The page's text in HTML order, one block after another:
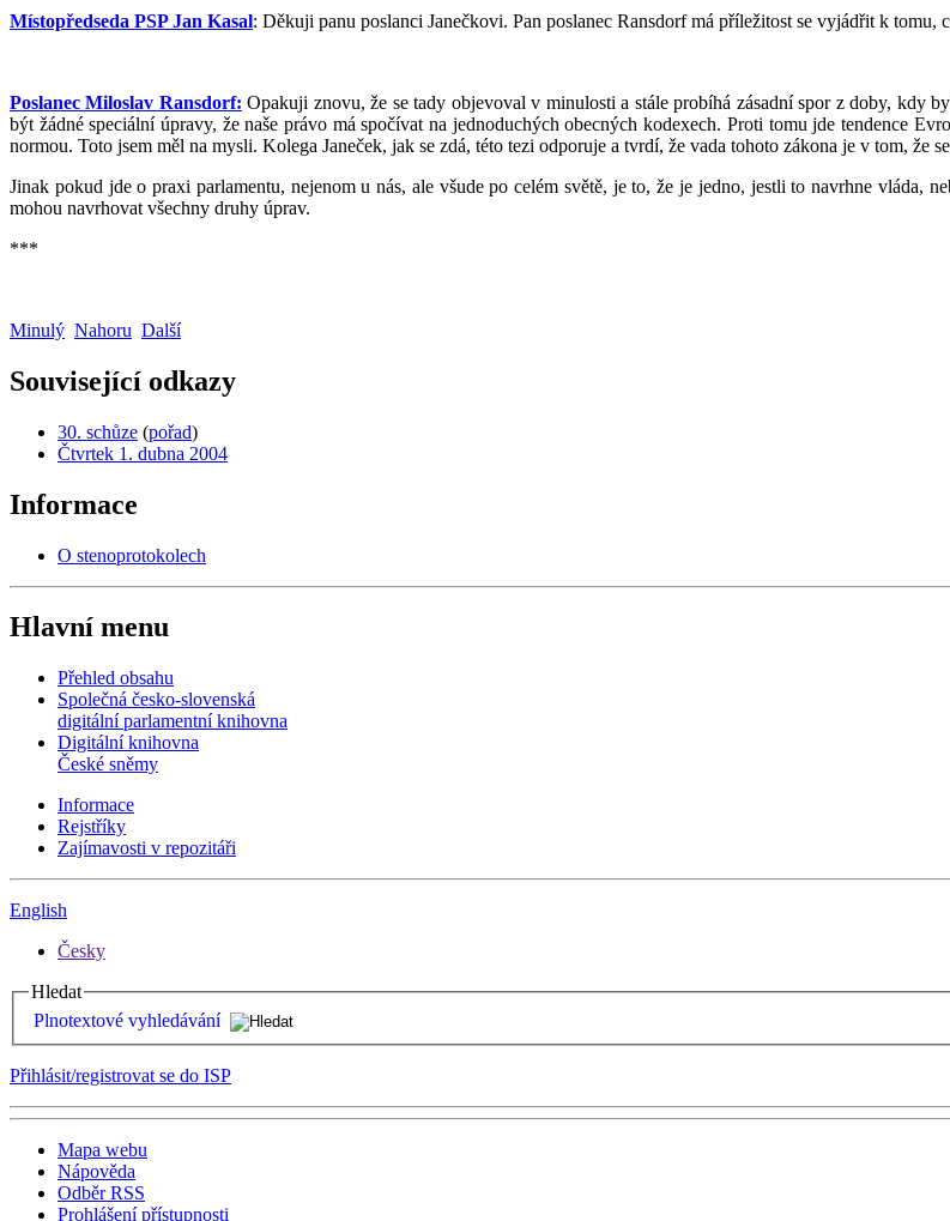
Místopředseda PSP Jan Kasal: Děkuji panu poslanci Janečkovi. Pan poslanec Ransdorf má příležitost se vyjádřit k tomu,
Poslanec Miloslav Ransdorf: Opakuji znovu, že se tady objevoval v minulosti a stále probíhá zásadní spor z doby, kdy
být žádné speciální úpravy, že naše právo má spočívat na jednoduchých obecných kodexech. Proti tomu jde tendence
normou. Toto jsem měl na mysli. Kolega Janeček, jak se zdá, této tezi odporuje a tvrdí, že vada tohoto zákona je v tom, že
Jinak pokud jde o praxi parlamentu, nejenom u nás, ale všude po celém světě, je to, že je jedno, jestli to navrhne vláda,
mohou navrhovat všechny druhy úprav.
***
Minulý Nahoru Další
Související odkazy
30. schůze (pořad)
Čtvrtek 1. dubna 2004
Informace
O stenoprotokolech
Hlavní menu
Přehled obsahu
Společná česko-slovenská
digitální parlamentní knihovna
Digitální knihovna
České sněmy
Informace
Rejstříky
Zajímavosti v repozitáři
English
Česky
Hledat
Plnotextové vyhledávání
Přihlásit/registrovat se do ISP
Mapa webu
Nápověda
Odběr RSS
Prohlášení přístupnosti